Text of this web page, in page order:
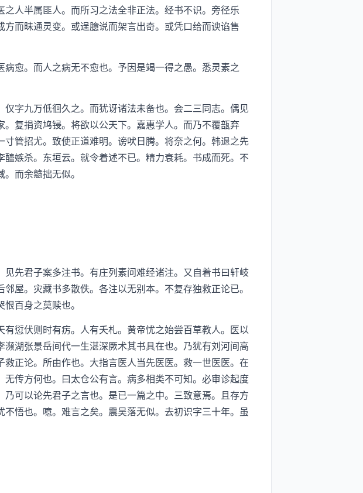
人半属匪人。而所习之法全非正法。经书不识。旁径乐
而昧通灵变。或逞臆说而架言出奇。或凭口给而谀谄售
愈。而人之病无不愈也。予因是竭一得之愚。悉灵素之
字九万低徊久之。而犹讶诸法未备也。会二三同志。偶见
复捐资鸠锓。将欲以公天下。嘉惠学人。而乃不覆瓿弃
管招尤。致使正道难明。谤吠日腾。将奈之何。韩退之先
嫉杀。东垣云。就令着述不已。精力衰耗。书成而死。不
而余戆拙无似。
先君子案多注书。有庄列素问难经诸注。又自着书曰轩岐
屋。灾藏书多散佚。各注以无别本。不复存独救正论已。
百身之莫赎也。
愆伏则时有疠。人有夭札。黄帝忧之始尝百草教人。医以
湖张景岳间代一生湛深厥术其书具在也。乃犹有刘河间高
正论。所由作也。大指言医人当先医医。救一世医医。在
传方何也。曰太仓公有言。病多相类不可知。必审诊起度
可以论先君子之言也。是已一篇之中。三致意焉。且存方
悟也。噫。难言之矣。震吴落无似。去初识字三十年。虽